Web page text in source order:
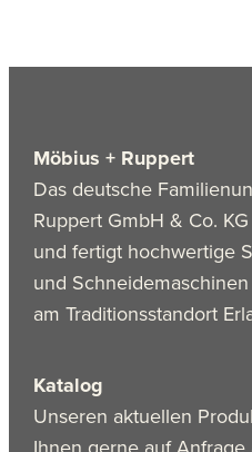
Möbius + Ruppert
Das deutsche
Ruppert GmbH & Co.
und fertigt hochwertige
und
am Traditionsstandort
Katalog
Unseren aktuellen